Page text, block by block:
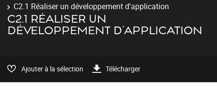
C2.1 Réaliser un développement d'application
C2.1 RÉALISER UN
DÉVELOPPEMENT D'APPLICATION
Ajouter à la sélection Télécharger